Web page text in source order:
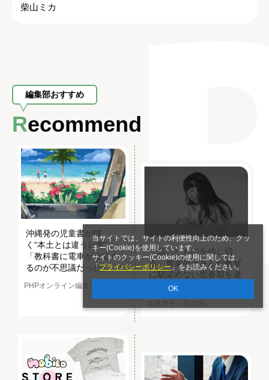
当サイトでは、サイトの利便性向上のため、クッ
キー(Cookie)を使用しています。
サイトのクッキー(Cookie)の使用に関しては、
「プライバシーポリシー」をお読みください。
OK
柴山ミカ
編集部おすすめ
Recommend
沖縄発の児童書が描
く“本土とは違う日常”
「教科書に電車が出てく
るのが不思議だった」
PHPオンライン編集部
「信じたものを信じ切
る」青葉市子さんが教室
に馴染めない思春期を過
ごし見つけた軸